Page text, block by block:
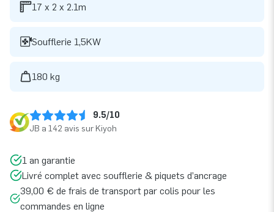
17 x 2 x 2.1m
Soufflerie 1,5KW
180 kg
9.5/10
JB a 142 avis sur Kiyoh
1 an garantie
Livré complet avec soufflerie & piquets d’ancrage
39,00 € de frais de transport par colis pour les
commandes en ligne